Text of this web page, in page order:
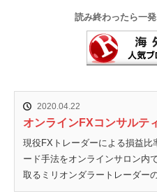
読み終わったら一
2020.04.22
オンラインFXコンサルテ
現役FXトレーダーによる損益比
ード手法をオンラインサロン内
取るミリオンダラートレーダー